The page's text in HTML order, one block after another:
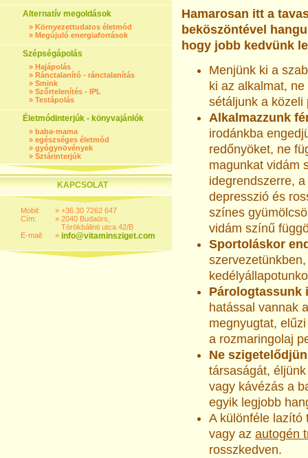
Alternatív megoldások
» Környezettudatos életmód
» Megújuló energiaforrások
Szépségápolás
» Hajápolás
» Ránctalanító - ránctalanítás
» Smink
» Szőrtelenítés - IPL
» Testápolás
Életmódinterjúk - könyvajánlók
» baba-mama
» egészséges életmód
» gyógynövények
» Sztárinterjúk
KAPCSOLAT
Mobil:
Cím:
E-mail:
»
»
»
+36 30 7262 647
2040 Budaörs,
Törökbálinti utca 42/B
info@vitaminsziget.com
Hamarosan itt a
beköszöntével
hogy jobb kedvünk
Menjünk ki a
ki az alkalmat,
sétáljunk a közeli
Alkalmazzunk
irodánkba
redőnyöket, ne
magunkat vidám
idegrendszerre,
depresszió és
színes
vidám színű
Sportoláskor
Párologtassunk
hatással vannak
megnyugtat,
a rozmaringolaj
Ne
társaságát,
vagy kávézás a
egyik legjobb
A különféle lazító
vagy az autogén
rosszkedven.